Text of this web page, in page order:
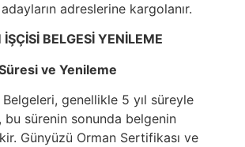
adreslerine kargolanır.
BELGESİ YENİLEME
ve Yenileme
genellikle 5 yıl süreyle
sürenin sonunda belgenin
Günyüzü Orman Sertifikası ve